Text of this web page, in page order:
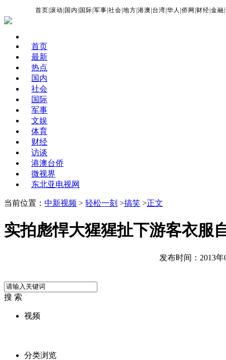
首页 |滚动 国内 国际 |军事 |社会 |地方 |港澳 台湾 |华人 |侨网 财经 |金融 |
首页
最新
热点
国内
社会
国际
军事
文娱
体育
财经
访谈
港澳台侨
微视界
东北亚电视网
当前位置： 中新视频 > 轻松一刻 >搞笑 >正文
实拍彪悍大猩猩扯下游客衣服
发布时间：2013年
搜 索
视频
分类浏览